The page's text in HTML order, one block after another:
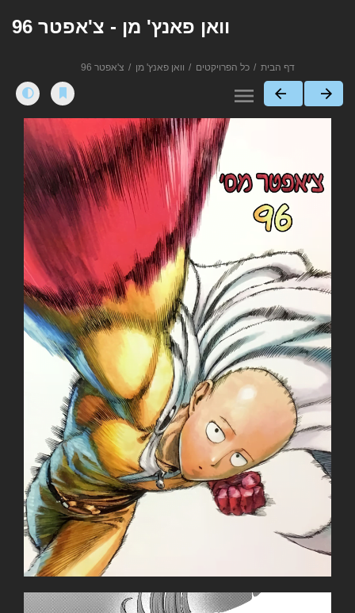
וואן פאנץ' מן - צ'אפטר 96
דף הבית כל הפרויקטים וואן פאנץ' מן צ'אפטר 96